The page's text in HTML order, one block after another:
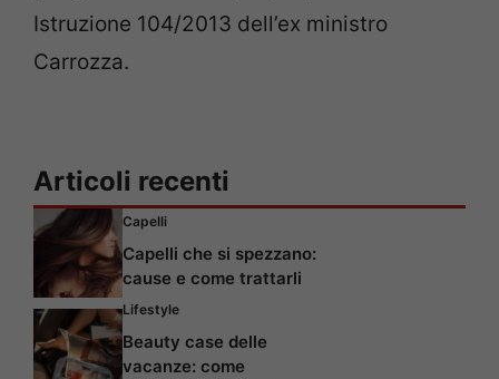
Istruzione 104/2013 dell’ex ministro
Carrozza.
Articoli recenti
Capelli
Capelli che si spezzano:
cause e come trattarli
Lifestyle
Beauty case delle
vacanze: come